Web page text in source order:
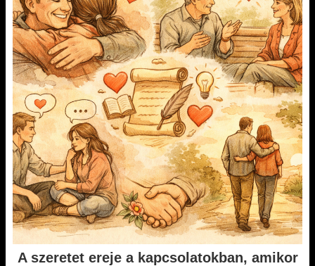
A szeretet ereje a kapcsolatokban, amikor